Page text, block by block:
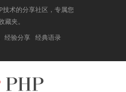
技术的分享社区，专属您
夹。
经验分享 经典语录